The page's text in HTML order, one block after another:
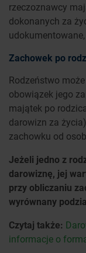
rzeczoznawcy
dokonanych za
Zachowek po
Rodzeństwo
obowiązek jego
majątek po
darowizn za
zachowku od
Jeżeli jedno z
darowiznę, jej
przy obliczaniu
wyrównany
Czytaj także:
informacje o